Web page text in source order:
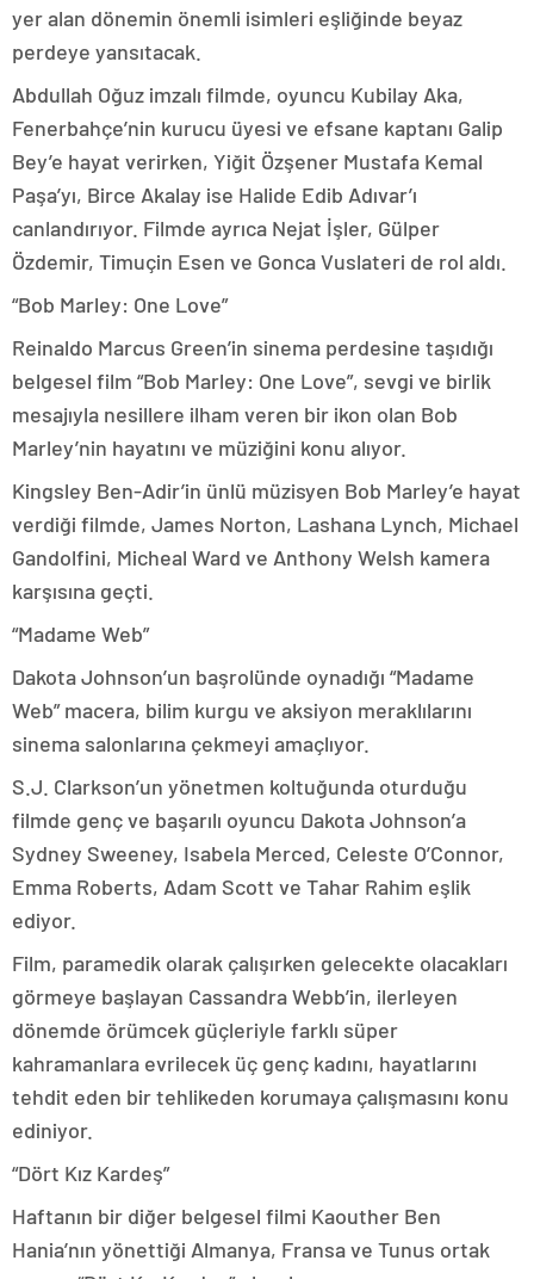
yer alan dönemin önemli isimleri eşliğinde beyaz
perdeye yansıtacak.
Abdullah Oğuz imzalı filmde, oyuncu Kubilay Aka,
Fenerbahçe’nin kurucu üyesi ve efsane kaptanı Galip
Bey’e hayat verirken, Yiğit Özşener Mustafa Kemal
Paşa’yı, Birce Akalay ise Halide Edib Adıvar’ı
canlandırıyor. Filmde ayrıca Nejat İşler, Gülper
Özdemir, Timuçin Esen ve Gonca Vuslateri de rol aldı.
“Bob Marley: One Love”
Reinaldo Marcus Green’in sinema perdesine taşıdığı
belgesel film “Bob Marley: One Love”, sevgi ve birlik
mesajıyla nesillere ilham veren bir ikon olan Bob
Marley’nin hayatını ve müziğini konu alıyor.
Kingsley Ben-Adir’in ünlü müzisyen Bob Marley’e hayat
verdiği filmde, James Norton, Lashana Lynch, Michael
Gandolfini, Micheal Ward ve Anthony Welsh kamera
karşısına geçti.
“Madame Web”
Dakota Johnson’un başrolünde oynadığı “Madame
Web” macera, bilim kurgu ve aksiyon meraklılarını
sinema salonlarına çekmeyi amaçlıyor.
S.J. Clarkson’un yönetmen koltuğunda oturduğu
filmde genç ve başarılı oyuncu Dakota Johnson’a
Sydney Sweeney, Isabela Merced, Celeste O’Connor,
Emma Roberts, Adam Scott ve Tahar Rahim eşlik
ediyor.
Film, paramedik olarak çalışırken gelecekte olacakları
görmeye başlayan Cassandra Webb’in, ilerleyen
dönemde örümcek güçleriyle farklı süper
kahramanlara evrilecek üç genç kadını, hayatlarını
tehdit eden bir tehlikeden korumaya çalışmasını konu
ediniyor.
“Dört Kız Kardeş”
Haftanın bir diğer belgesel filmi Kaouther Ben
Hania’nın yönettiği Almanya, Fransa ve Tunus ortak